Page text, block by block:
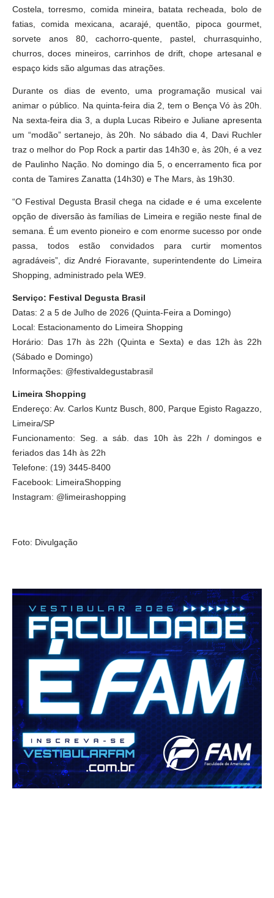
Costela, torresmo, comida mineira, batata recheada, bolo de
fatias, comida mexicana, acarajé, quentão, pipoca gourmet,
sorvete anos 80, cachorro-quente, pastel, churrasquinho,
churros, doces mineiros, carrinhos de drift, chope artesanal e
espaço kids são algumas das atrações.
Durante os dias de evento, uma programação musical vai
animar o público. Na quinta-feira dia 2, tem o Bença Vó às 20h.
Na sexta-feira dia 3, a dupla Lucas Ribeiro e Juliane apresenta
um “modão” sertanejo, às 20h. No sábado dia 4, Davi Ruchler
traz o melhor do Pop Rock a partir das 14h30 e, às 20h, é a vez
de Paulinho Nação. No domingo dia 5, o encerramento fica por
conta de Tamires Zanatta (14h30) e The Mars, às 19h30.
“O Festival Degusta Brasil chega na cidade e é uma excelente
opção de diversão às famílias de Limeira e região neste final de
semana. É um evento pioneiro e com enorme sucesso por onde
passa, todos estão convidados para curtir momentos
agradáveis”, diz André Fioravante, superintendente do Limeira
Shopping, administrado pela WE9.
Serviço: Festival Degusta Brasil
Datas: 2 a 5 de Julho de 2026 (Quinta-Feira a Domingo)
Local: Estacionamento do Limeira Shopping
Horário: Das 17h às 22h (Quinta e Sexta) e das 12h às 22h
(Sábado e Domingo)
Informações: @festivaldegustabrasil
Limeira Shopping
Endereço: Av. Carlos Kuntz Busch, 800, Parque Egisto Ragazzo,
Limeira/SP
Funcionamento: Seg. a sáb. das 10h às 22h / domingos e
feriados das 14h às 22h
Telefone: (19) 3445-8400
Facebook: LimeiraShopping
Instagram: @limeirashopping
Foto: Divulgação